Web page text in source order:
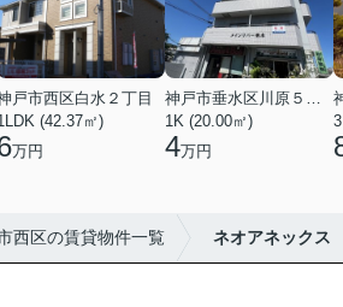
戸市西区白水２丁目
(42.37㎡)
万円
神戸市垂水区川原５丁目
1K (20.00㎡)
4万円
西区の賃貸物件一覧 ネオアネックス